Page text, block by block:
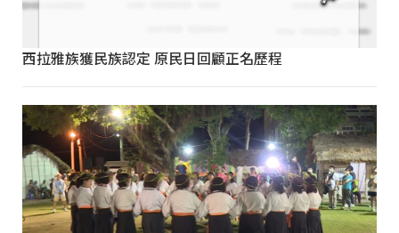
西拉雅族獲民族認定 原民日回顧正名歷程